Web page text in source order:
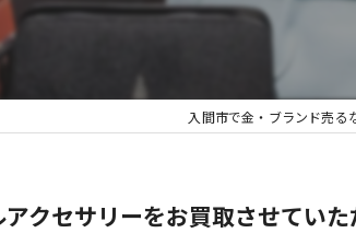
入間市で金・ブランド売る
クセサリーをお買取させていた